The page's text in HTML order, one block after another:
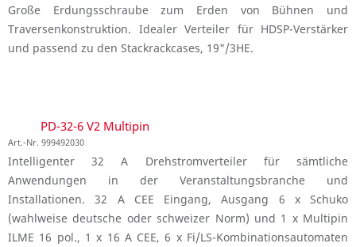
Große Erdungsschraube zum Erden von Bühnen und
Traversenkonstruktion. Idealer Verteiler für HDSP-Verstärker
und passend zu den Stackrackcases, 19"/3HE.
PD-32-6 V2 Multipin
Art.-Nr. 999492030
Intelligenter 32 A Drehstromverteiler für sämtliche
Anwendungen in der Veranstaltungsbranche und
Installationen. 32 A CEE Eingang, Ausgang 6 x Schuko
(wahlweise deutsche oder schweizer Norm) und 1 x Multipin
ILME 16 pol., 1 x 16 A CEE, 6 x Fi/LS-Kombinationsautomaten